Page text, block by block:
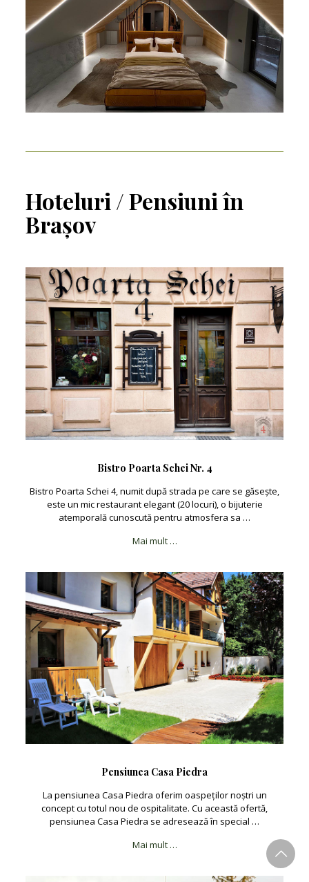
Hoteluri / Pensiuni în
Brașov
Bistro Poarta Schei Nr. 4
Bistro Poarta Schei 4, numit după strada pe care se găsește,
este un mic restaurant elegant (20 locuri), o bijuterie
atemporală cunoscută pentru atmosfera sa …
Mai mult …
Pensiunea Casa Piedra
La pensiunea Casa Piedra oferim oaspeților noștri un
concept cu totul nou de ospitalitate. Cu această ofertă,
pensiunea Casa Piedra se adresează în special …
Mai mult …